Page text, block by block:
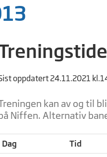
oppdatert 24.11.2021
kan av og til
Niffen. Alternativ
Dag Tid